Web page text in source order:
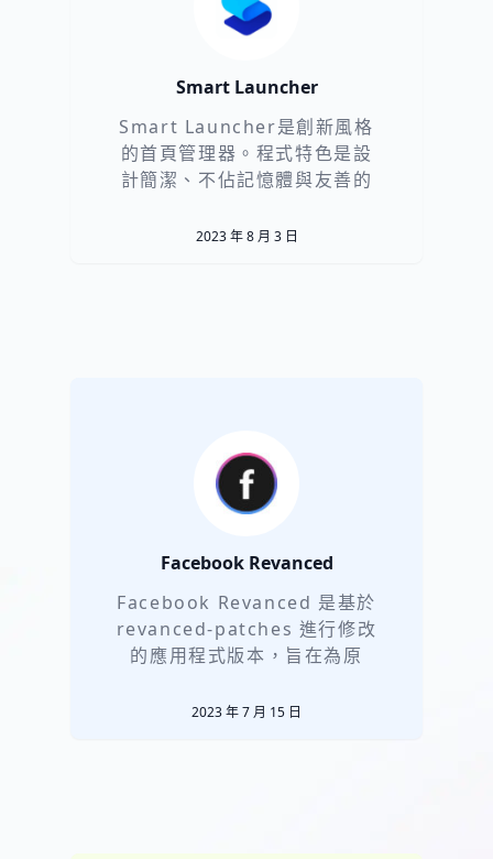
Smart Launcher
Smart Launcher是創新風格
的首頁管理器。程式特色是設
計簡潔、不佔記憶體與友善的
2023 年 8 月 3 日
Facebook Revanced
Facebook Revanced 是基於
revanced-patches 進行修改
的應用程式版本，旨在為原
2023 年 7 月 15 日